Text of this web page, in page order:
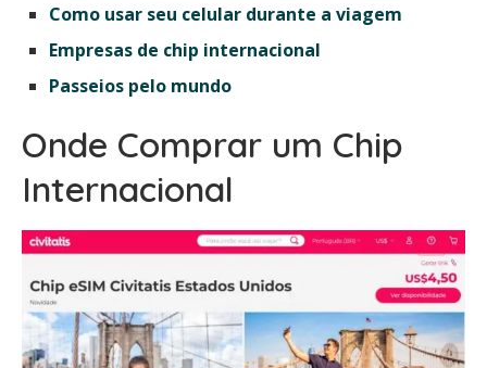
Como usar seu celular durante a viagem
Empresas de chip internacional
Passeios pelo mundo
Onde Comprar um Chip
Internacional